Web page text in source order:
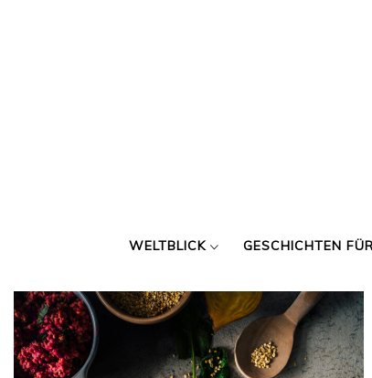
WELTBLICK GESCHICHTEN